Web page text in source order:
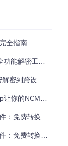
何人都能轻松
全指南
工具使用指南
设备音乐自由
件自由管理指南
MP3终极指南
MP3完整指南